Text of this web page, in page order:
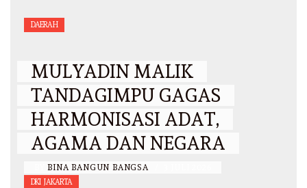
DAERAH
MULYADIN MALIK
TANDAGIMPU GAGAS
HARMONISASI ADAT,
AGAMA DAN NEGARA
BINA BANGUN BANGSA
DKI JAKARTA